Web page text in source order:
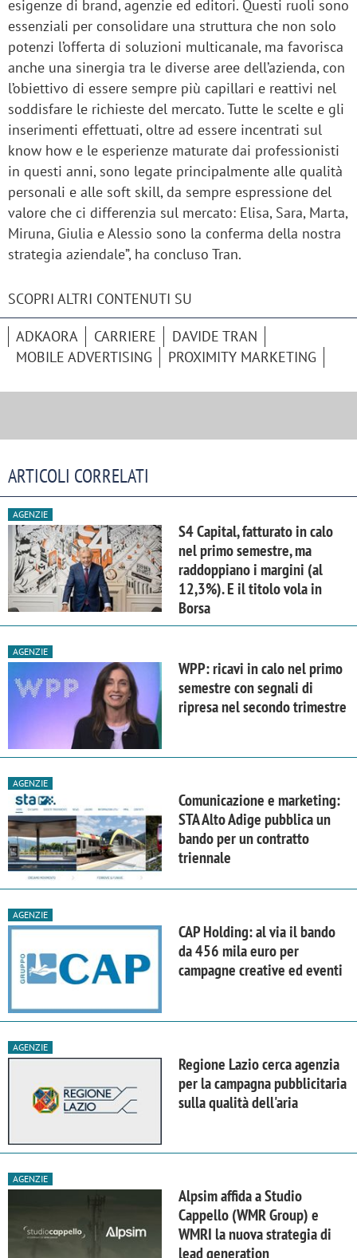
esigenze di brand, agenzie ed editori. Questi ruoli sono
essenziali per consolidare una struttura che non solo
potenzi l’offerta di soluzioni multicanale, ma favorisca
anche una sinergia tra le diverse aree dell’azienda, con
l’obiettivo di essere sempre più capillari e reattivi nel
soddisfare le richieste del mercato. Tutte le scelte e gli
inserimenti effettuati, oltre ad essere incentrati sul
know how e le esperienze maturate dai professionisti
in questi anni, sono legate principalmente alle qualità
personali e alle soft skill, da sempre espressione del
valore che ci differenzia sul mercato: Elisa, Sara, Marta,
Miruna, Giulia e Alessio sono la conferma della nostra
strategia aziendale”, ha concluso Tran.
SCOPRI ALTRI CONTENUTI SU
ADKAORA CARRIERE
DAVIDE TRAN
MOBILE ADVERTISING
PROXIMITY MARKETING
ARTICOLI CORRELATI
AGENZIE
S4 Capital, fatturato in calo
nel primo semestre, ma
raddoppiano i margini (al
12,3%). E il titolo vola in
Borsa
AGENZIE
WPP: ricavi in calo nel primo
semestre con segnali di
ripresa nel secondo trimestre
AGENZIE
Comunicazione e marketing:
STA Alto Adige pubblica un
bando per un contratto
triennale
AGENZIE
CAP Holding: al via il bando
da 456 mila euro per
campagne creative ed eventi
AGENZIE
Regione Lazio cerca agenzia
per la campagna pubblicitaria
sulla qualità dell'aria
AGENZIE
Alpsim affida a Studio
Cappello (WMR Group) e
WMRI la nuova strategia di
lead generation